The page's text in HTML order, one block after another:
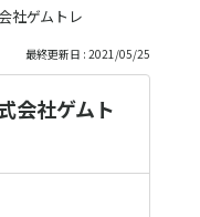
社ゲムトレ
最終更新日 : 2021/05/25
会社ゲムト